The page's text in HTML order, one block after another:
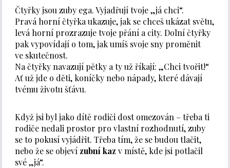
Čtyřky jsou zuby ega. Vyjadřují tvoje „já chci“.
Pravá horní čtyřka ukazuje, jak se chceš ukázat světu,
levá horní prozrazuje tvoje přání a city. Dolní čtyřky
pak vypovídají o tom, jak umíš svoje sny proměnit
ve skutečnost.
Na čtyřky navazují pětky a ty už říkají: „Chci tvořit!“
Ať už jde o děti, koníčky nebo nápady, které dávají
tvému životu šťávu.
Když jsi byl jako dítě rodiči dost omezován – třeba ti
rodiče nedali prostor pro vlastní rozhodnutí, zuby
se to pokusí vyjádřit. Třeba tím, že se budou tlačit,
nebo že se objeví zubní kaz v místě, kde jsi potlačil
své „já“.